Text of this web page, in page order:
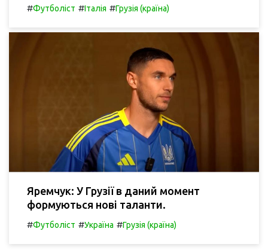
#Футболіст #Італія #Грузія (країна)
Яремчук: У Грузії в даний момент
формуються нові таланти.
#Футболіст #Україна #Грузія (країна)